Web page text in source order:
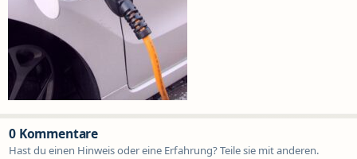
0 Kommentare
Hast du einen Hinweis oder eine Erfahrung? Teile sie mit anderen.